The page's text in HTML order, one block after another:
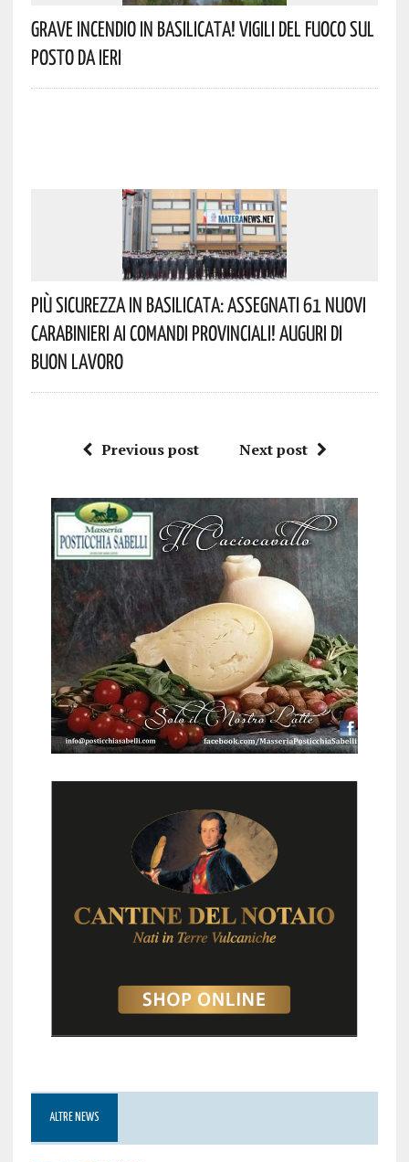
Grave Incendio In Basilicata! Vigili Del Fuoco Sul
Posto Da Ieri
Più Sicurezza In Basilicata: Assegnati 61 Nuovi
Carabinieri Ai Comandi Provinciali! Auguri Di
Buon Lavoro
Previous post Next post
ALTRE NEWS